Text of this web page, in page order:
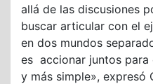
allá de las discusiones
buscar articular con el
en dos mundos
es accionar juntos para
y más simple», expresó